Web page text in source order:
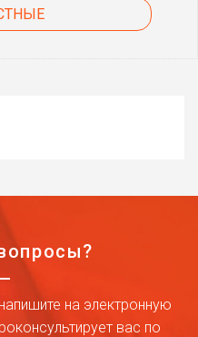
на электронную
вас по